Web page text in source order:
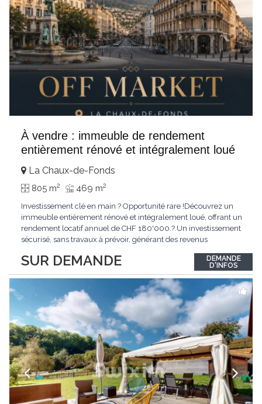
À vendre : immeuble de rendement
entièrement rénové et intégralement loué
SUR DEMANDE
La Chaux-de-Fonds
805 m2 469 m2
Investissement clé en main ? Opportunité rare !Découvrez un
immeuble entièrement rénové et intégralement loué, offrant un
rendement locatif annuel de CHF 180'000.?.Un investissement
sécurisé, sans travaux à prévoir, générant des revenus
d'informations ou recevoir le dossier.
DEMANDE
D'INFOS